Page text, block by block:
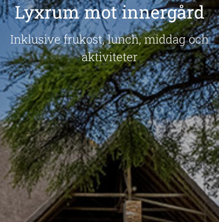
Lyxrum mot innergård
Inklusive frukost, lunch, middag och
aktiviteter